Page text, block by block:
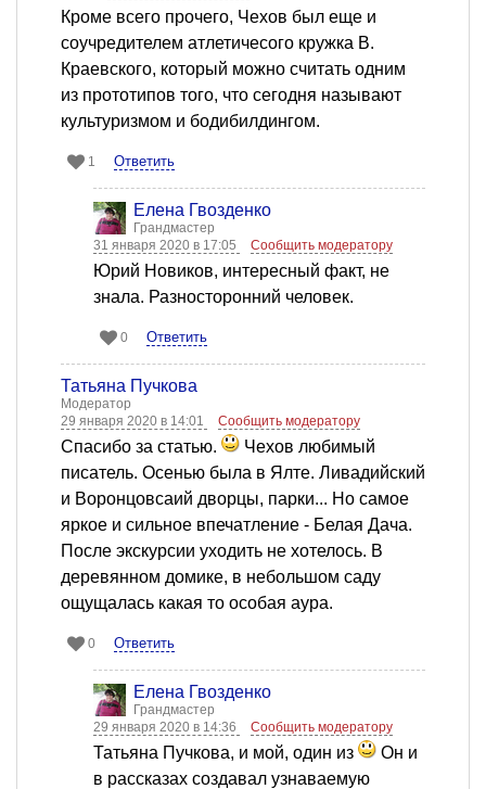
Кроме всего прочего, Чехов был еще и
соучредителем атлетичесого кружка В.
Краевского, который можно считать одним
из прототипов того, что сегодня называют
культуризмом и бодибилдингом.
1 Ответить
Елена Гвозденко
Грандмастер
31 января 2020 в 17:05
Сообщить модератору
Юрий Новиков, интересный факт, не
знала. Разносторонний человек.
0 Ответить
Татьяна Пучкова
Модератор
29 января 2020 в 14:01
Сообщить модератору
Спасибо за статью.
Чехов любимый
писатель. Осенью была в Ялте. Ливадийский
и Воронцовсаий дворцы, парки... Но самое
яркое и сильное впечатление - Белая Дача.
После экскурсии уходить не хотелось. В
деревянном домике, в небольшом саду
ощущалась какая то особая аура.
0 Ответить
Елена Гвозденко
Грандмастер
29 января 2020 в 14:36
Сообщить модератору
Татьяна Пучкова, и мой, один из
Он и
в рассказах создавал узнаваемую